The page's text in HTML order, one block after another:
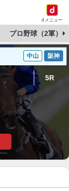
dメニュー
プロ野球（2軍）
中山 阪神
5R